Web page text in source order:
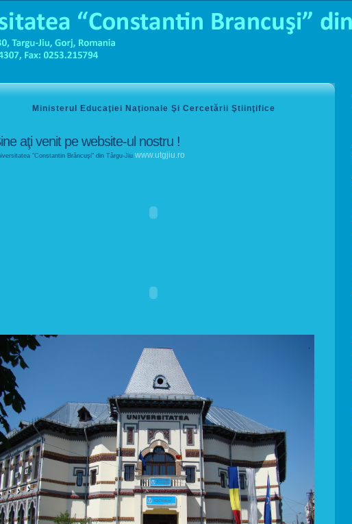
Ministerul Educaţiei Naţionale Şi Cercetării Ştiinţifice
aţi venit pe website-ul nostru !
"Constantin Brâncuşi" din Târgu-Jiu www.utgjiu.ro